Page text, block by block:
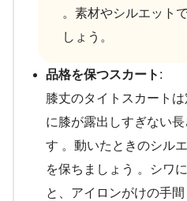
。素材やシルエット
しょう。
品格を保つスカート :
膝丈のタイトスカート
に膝が露出しすぎない
す 。動いたときのシル
を保ちましょう 。シワ
と、アイロンがけの手間